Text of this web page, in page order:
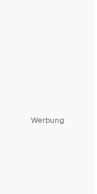
Werbung